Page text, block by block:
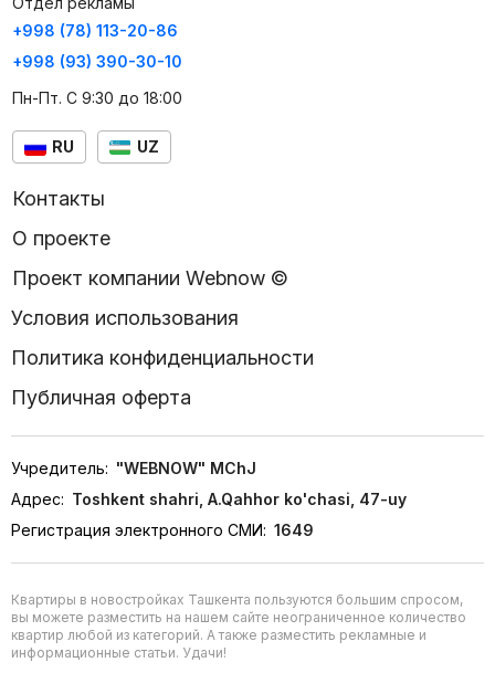
+998 (78) 113-20-86
+998 (93) 390-30-10
Пн-Пт. С 9:30 до 18:00
RU UZ
Контакты
О проекте
Проект компании Webnow ©
Условия использования
Политика конфиденциальности
Публичная оферта
Учредитель: "WEBNOW" MChJ
Адрес: Toshkent shahri, A.Qahhor ko'chasi, 47-uy
Регистрация электронного СМИ: 1649
Квартиры в новостройках Ташкента пользуются большим спросом,
вы можете разместить на нашем сайте неограниченное количество
квартир любой из категорий. А также разместить рекламные и
информационные статьи. Удачи!